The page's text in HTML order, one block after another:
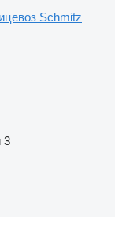
Schmitz
3